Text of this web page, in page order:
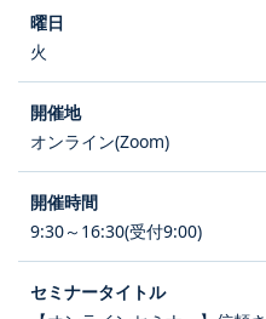
火
オンライン(Zoom)
9:30～16:30(受付9:00)